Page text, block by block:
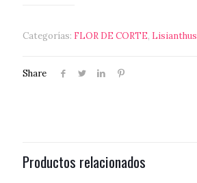
Categorías: FLOR DE CORTE, Lisianthus
Share
Productos relacionados